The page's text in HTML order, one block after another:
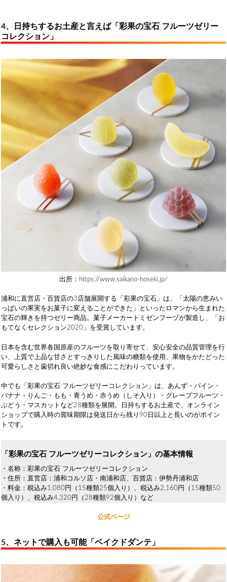
4、日持ちするお土産と言えば「彩果の宝石 フルーツゼリー
コレクション」
出所：https://www.saikano-hoseki.jp/
浦和に直営店・百貨店の3店舗展開する「彩果の宝石」は、「太陽の恵みい
っぱいの果実をお菓子に変えることができた」といったロマンから生まれた
宝石の輝きを持つゼリー商品。菓子メーカートミゼンフーヅが製造し、「お
もてなくセレクション2020」を受賞しています。
日本を含む世界各国原産のフルーツを取り寄せて、安心安全の品質管理を行
い、上質で上品な甘さとすっきりした風味の糖類を使用、果物をかたどった
可愛らしさと歯切れ良い絶妙な食感にこだわりっています。
中でも「彩果の宝石 フルーツゼリーコレクション」は、あんず・パイン・
バナナ・りんご・もも・青うめ・赤うめ（しそ入り）・グレープフルーツ・
ぶどう・マスカットなど28種類を展開。日持ちするお土産で、オンライン
ショップで購入時の賞味期限は発送日から残り90日以上と長いのがポイン
トです。
「彩果の宝石 フルーツゼリーコレクション」の基本情報
・名称：彩果の宝石 フルーツゼリーコレクション
・住所：直営店：浦和コルソ店・南浦和店、百貨店：伊勢丹浦和店
・料金：税込み1,080円（15種類25個入り）、税込み2,160円（15種類50
個入り）、税込み4,320円（28種類92個入り）など
公式ページ
5、ネットで購入も可能「ベイクドダンテ」